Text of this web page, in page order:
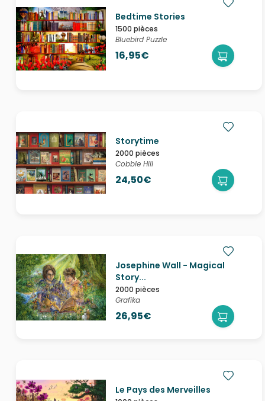
Bedtime Stories
1500 pièces
Bluebird Puzzle
16,95€
Storytime
2000 pièces
Cobble Hill
24,50€
Josephine Wall - Magical
Story...
2000 pièces
Grafika
26,95€
Le Pays des Merveilles